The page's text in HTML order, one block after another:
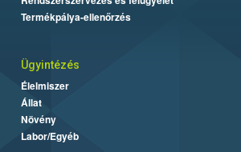
Termékpálya-ellenőrzés
Ügyintézés
Élelmiszer
Állat
Növény
Labor/Egyéb